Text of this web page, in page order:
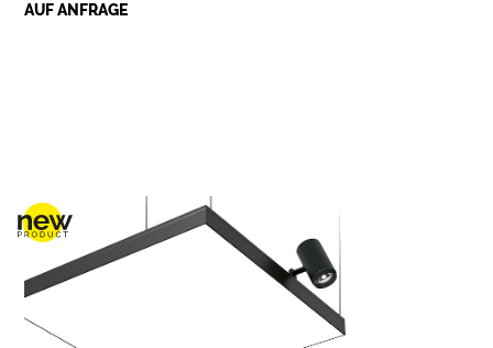
AUF ANFRAGE